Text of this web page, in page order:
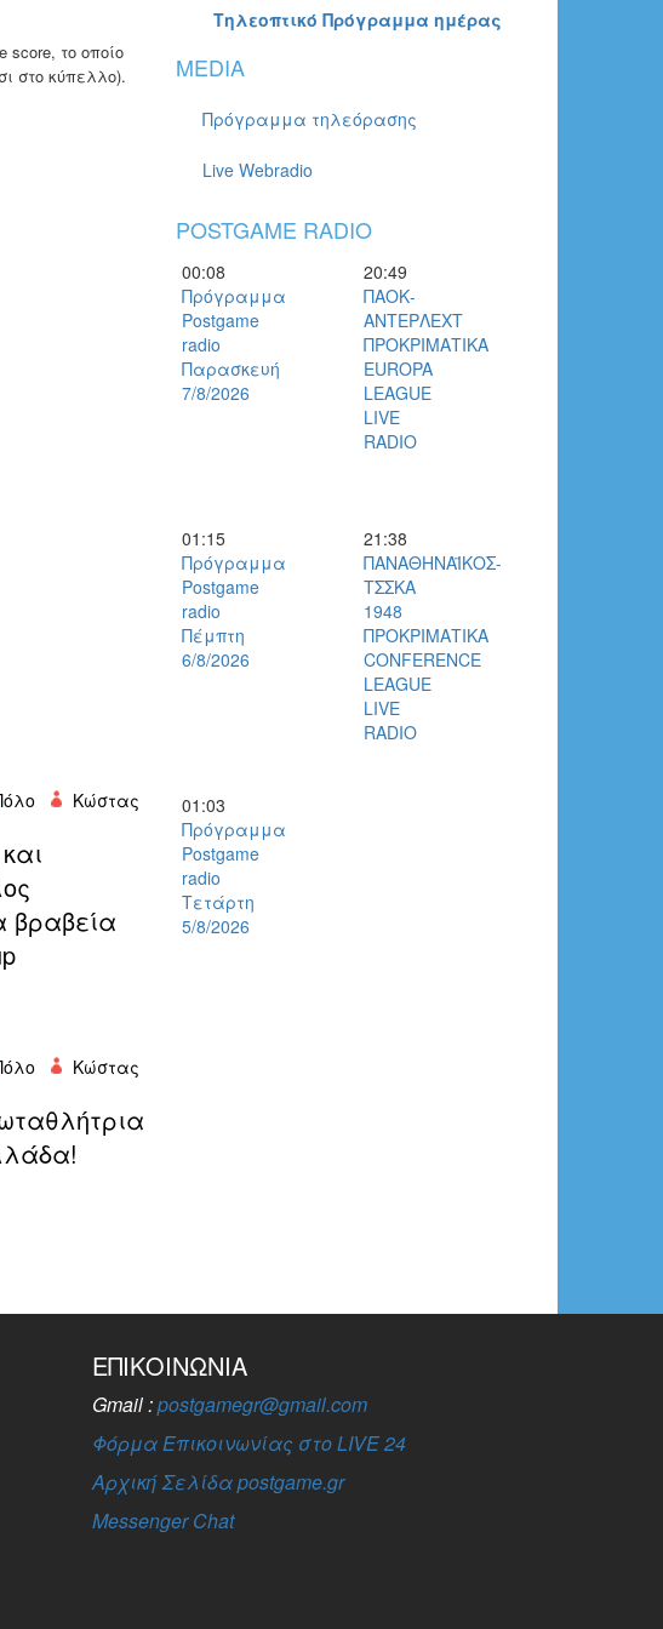
το οποίο
στο κύπελλο).
Κώστας
Κώστας
Τηλεοπτικό Πρόγραμμα ημέρας
MEDIA
Πρόγραμμα τηλεόρασης
Live Webradio
POSTGAME RADIO
00:08
Πρόγραμμα
Postgame
radio
Παρασκευή
7/8/2026
20:49
ΠΑΟΚ-
ΑΝΤΕΡΛΕΧΤ
ΠΡΟΚΡΙΜΑΤΙΚΑ
EUROPA
LEAGUE
LIVE
RADIO
01:15
Πρόγραμμα
Postgame
radio
Πέμπτη
6/8/2026
21:38
ΠΑΝΑΘΗΝΑΪΚΟΣ-
ΤΣΣΚΑ
1948
ΠΡΟΚΡΙΜΑΤΙΚΑ
CONFERENCE
LEAGUE
LIVE
RADIO
01:03
Πρόγραμμα
Postgame
radio
Τετάρτη
5/8/2026
ΕΠΙΚΟΙΝΩΝΊΑ
Gmail :postgamegr@gmail.com
Φόρμα Επικοινωνίας στο LIVE 24
Αρχική Σελίδα postgame.gr
Messenger Chat